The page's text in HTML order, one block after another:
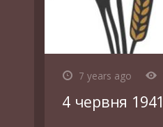
7 years ago
4 червня